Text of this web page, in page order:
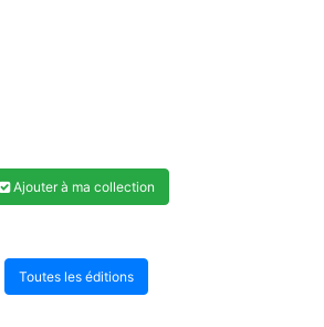
Ajouter à ma collection
Toutes les éditions